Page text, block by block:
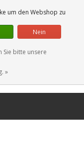
0 Artikel
um den Webshop zu
Nein
Sie bitte unsere
»